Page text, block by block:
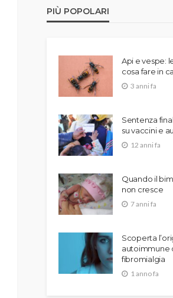
PIÙ POPOLARI
Api e vespe:
cosa fare in
3 anni fa
Sentenza
su vaccini e
12 anni fa
Quando il
non cresce
7 anni fa
Scoperta
autoimmune
fibromialgia
1 anno fa